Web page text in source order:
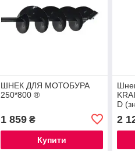
ШНЕК ДЛЯ МОТОБУРА
250*800 ®
1 859₴
Купити
D
2